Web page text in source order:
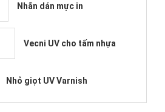
Nhãn dán mực in
Vecni UV cho tấm nhựa
Nhỏ giọt UV Varnish